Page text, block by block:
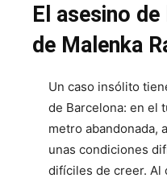
El asesino
de Malenka
Un caso insólito
de Barcelona: en el
metro abandonada,
unas condiciones
difíciles de creer. Al